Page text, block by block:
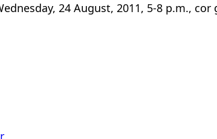
24 August, 2011, 5-8 p.m., cor